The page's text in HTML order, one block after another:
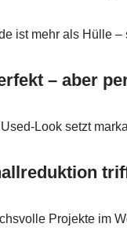
ist mehr als Hülle
– aber
Used-Look setzt
Projekte im